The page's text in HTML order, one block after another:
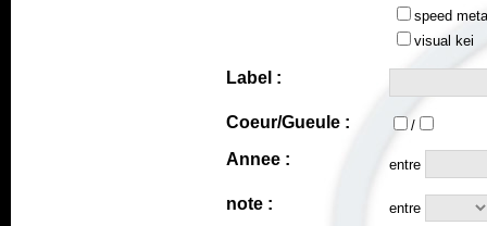
speed
visual kei
Label :
Coeur/Gueule : /
Annee : entre
note : entre